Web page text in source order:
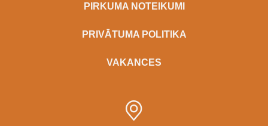
PIRKUMA NOTEIKUMI
PRIVĀTUMA POLITIKA
VAKANCES